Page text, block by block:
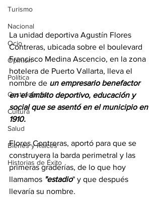
Turismo
Nacional
Ocio
Opinión
Política
Gastronomía
Cultura
Salud
Bienes y Raíces
Historias de Éxito
La unidad deportiva Agustín Flores
Contreras, ubicada sobre el boulevard
Francisco Medina Ascencio, en la zona
hotelera de Puerto Vallarta, lleva el
nombre de un empresario benefactor
en el ámbito deportivo, educación y
social que se asentó en el municipio en
1910.
Flores Contreras, aportó para que se
construyera la barda perimetral y las
primeras graderías, de lo que hoy
llamamos "estadio" y que después
llevaría su nombre.